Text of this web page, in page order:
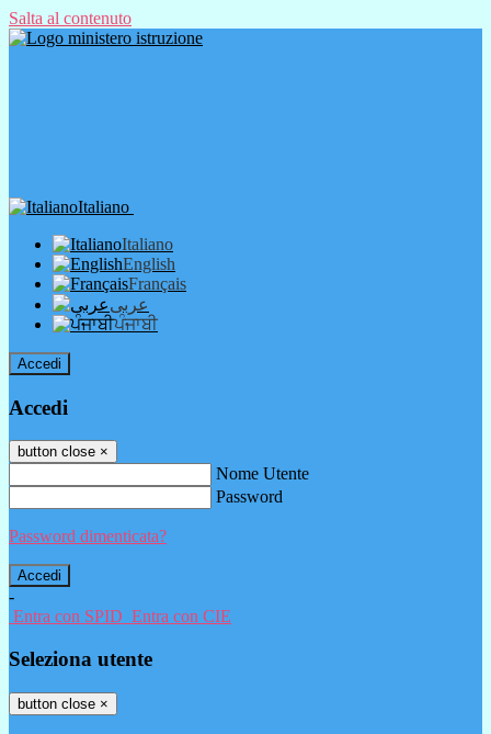
Salta al contenuto
Italiano
Italiano
English
Français
عربى
ਪੰਜਾਬੀ
Accedi
Accedi
button close ×
Nome Utente
Password
Password dimenticata?
-
Entra con SPID Entra con CIE
Seleziona utente
button close ×